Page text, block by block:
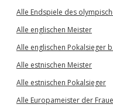
Alle Endspiele des
Alle englischen Meister
Alle englischen Pokalsieger
Alle estnischen Meister
Alle estnischen Pokalsieger
Alle Europameister der